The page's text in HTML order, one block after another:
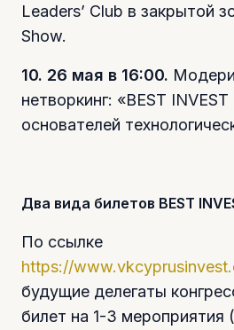
Leaders’ Club в закрытой
Show.
10. 26 мая в 16:00.
нетворкинг: «BEST
основателей
Два вида билетов BEST
По ссылке
https://
будущие делегаты
билет на 1-3 мероприятия